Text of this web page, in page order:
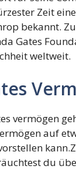
Zeit
bekannt.
Gates
weltweit.
vermögen
auf
du